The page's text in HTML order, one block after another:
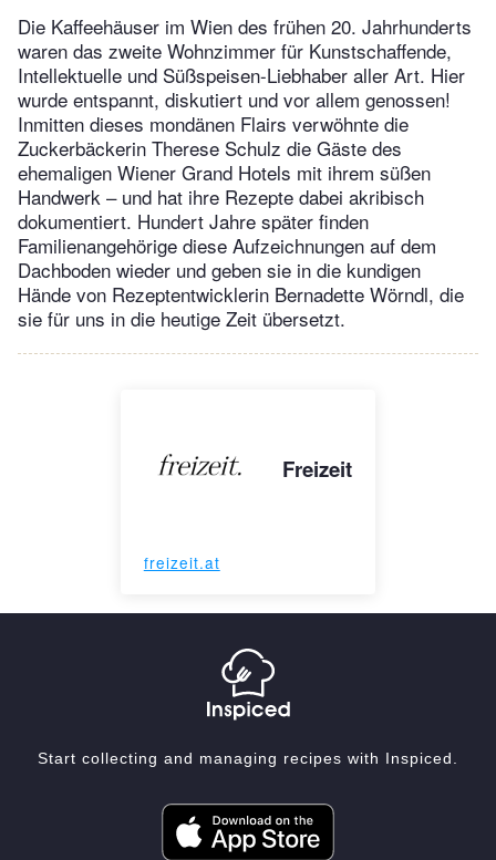
Die Kaffeehäuser im Wien des frühen 20. Jahrhunderts
waren das zweite Wohnzimmer für Kunstschaffende,
Intellektuelle und Süßspeisen-Liebhaber aller Art. Hier
wurde entspannt, diskutiert und vor allem genossen!
Inmitten dieses mondänen Flairs verwöhnte die
Zuckerbäckerin Therese Schulz die Gäste des
ehemaligen Wiener Grand Hotels mit ihrem süßen
Handwerk – und hat ihre Rezepte dabei akribisch
dokumentiert. Hundert Jahre später finden
Familienangehörige diese Aufzeichnungen auf dem
Dachboden wieder und geben sie in die kundigen
Hände von Rezeptentwicklerin Bernadette Wörndl, die
sie für uns in die heutige Zeit übersetzt.
Freizeit
freizeit.at
Start collecting and managing recipes with Inspiced.